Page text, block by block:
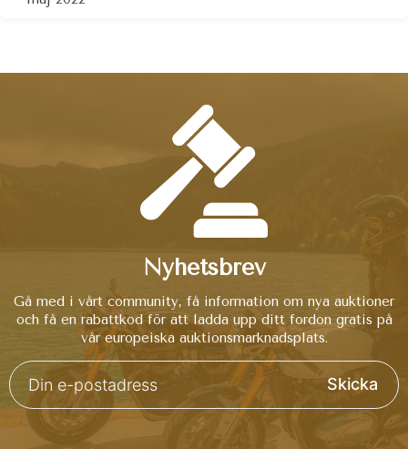
Nyhetsbrev
Gå med i vårt community, få information om nya auktioner
och få en rabattkod för att ladda upp ditt fordon gratis på
vår europeiska auktionsmarknadsplats.
Skicka